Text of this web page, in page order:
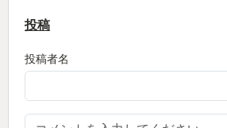
投稿
投稿者名